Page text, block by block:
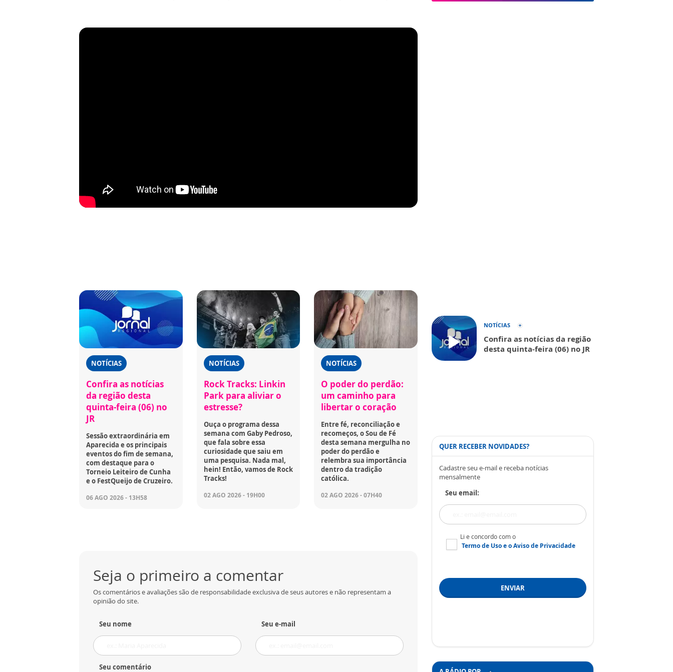
NOTÍCIAS
Confira as notícias
da região desta
quinta-feira (06) no
JR
Sessão extraordinária em
Aparecida e os principais
eventos do fim de semana,
com destaque para o
Torneio Leiteiro de Cunha
e o FestQueijo de Cruzeiro.
06 AGO 2026 - 13H58
NOTÍCIAS
Rock Tracks: Linkin
Park para aliviar o
estresse?
Ouça o programa dessa
semana com Gaby Pedroso,
que fala sobre essa
curiosidade que saiu em
uma pesquisa. Nada mal,
hein! Então, vamos de Rock
Tracks!
02 AGO 2026 - 19H00
NOTÍCIAS
O poder do perdão:
um caminho para
libertar o coração
Entre fé, reconciliação e
recomeços, o Sou de Fé
desta semana mergulha no
poder do perdão e
relembra sua importância
dentro da tradição
católica.
02 AGO 2026 - 07H40
Seja o primeiro a comentar
Os comentários e avaliações são de responsabilidade exclusiva de seus autores e não representam a
opinião do site.
Seu nome Seu e-mail
Seu comentário
NOTÍCIAS
Confira as notícias da região
desta quinta-feira (06) no JR
QUER RECEBER NOVIDADES?
Cadastre seu e-mail e receba notícias
mensalmente
Seu email:
Li e concordo com o
Termo de Usoe oAviso de Privacidade
ENVIAR